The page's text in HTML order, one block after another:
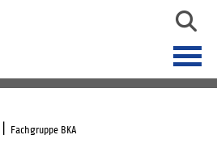
Fachgruppe BKA